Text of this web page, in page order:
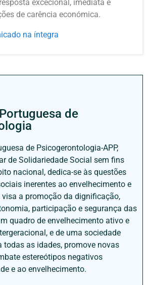
excecional, imediata e
de carência económica.
na íntegra
de
de Psicogerontologia-APP,
de Solidariedade Social sem fins
nacional, dedica-se às questões
inerentes ao envelhecimento e
a promoção da dignificação,
participação e segurança das
quadro de envelhecimento ativo e
e de uma sociedade
todas as idades, promove novas
estereótipos negativos
e ao envelhecimento.